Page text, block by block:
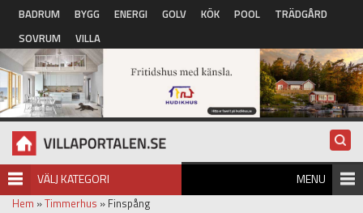
Hoppa till huvudinnehåll
BADRUM BYGG ENERGI GOLV KÖK POOL
TRÄDGÅRD
SOVRUM
VILLA
VÄLJ KATEGORI MENU
Hem »Timmerhus » Finspång